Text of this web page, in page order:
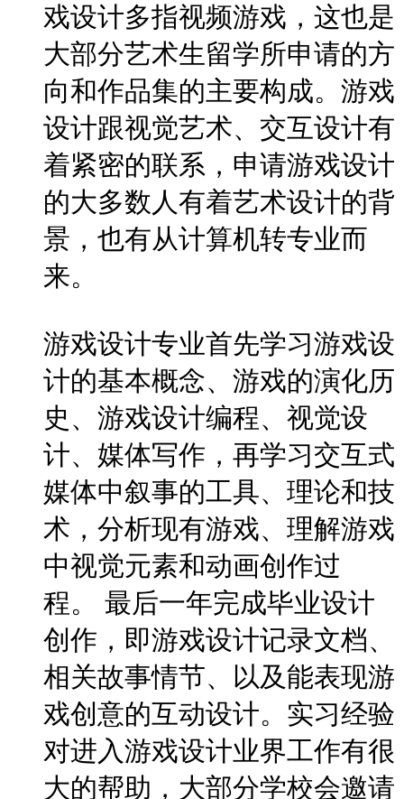
戏设计多指视频游戏，这也是
大部分艺术生留学所申请的方
向和作品集的主要构成。游戏
设计跟视觉艺术、交互设计有
着紧密的联系，申请游戏设计
的大多数人有着艺术设计的背
景，也有从计算机转专业而
来。
游戏设计专业首先学习游戏设
计的基本概念、游戏的演化历
史、游戏设计编程、视觉设
计、媒体写作，再学习交互式
媒体中叙事的工具、理论和技
术，分析现有游戏、理解游戏
中视觉元素和动画创作过
程。 最后一年完成毕业设计
创作，即游戏设计记录文档、
相关故事情节、以及能表现游
戏创意的互动设计。实习经验
对进入游戏设计业界工作有很
大的帮助，大部分学校会邀请